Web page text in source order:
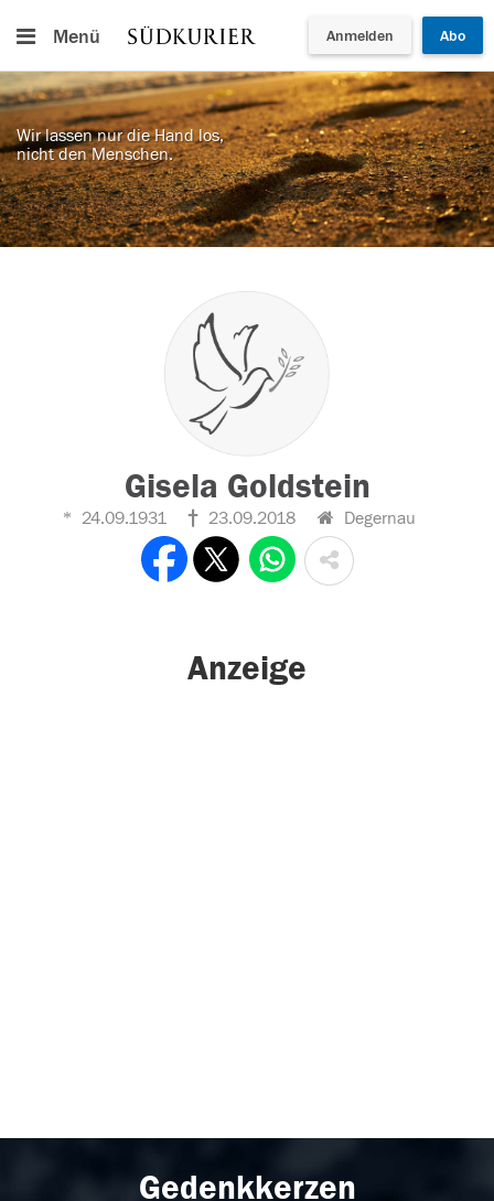
Menü Anmelden Abo
Wir lassen nur die Hand los,
nicht den Menschen.
Gisela Goldstein
24.09.1931 23.09.2018 Degernau
Anzeige
Gedenkkerzen